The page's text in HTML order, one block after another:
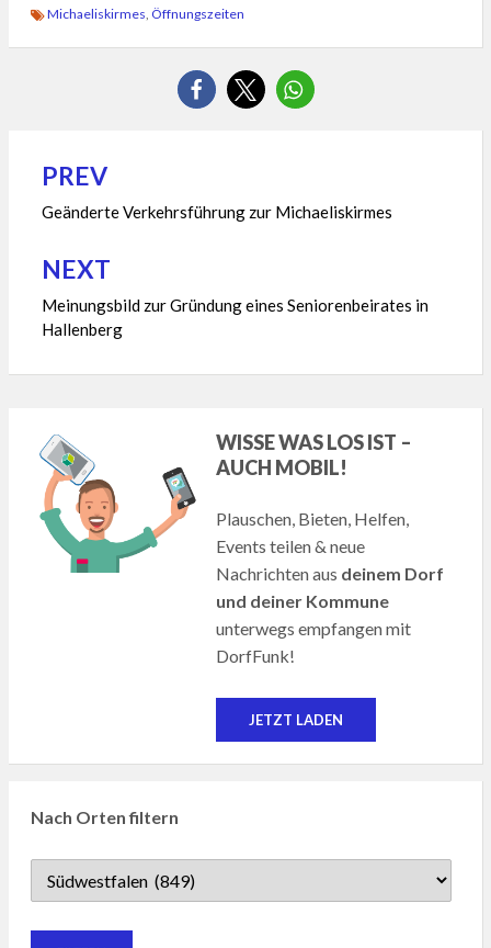
Michaeliskirmes Öffnungszeiten
Beitragsnavigation
PREV
Geänderte Verkehrsführung zur Michaeliskirmes
NEXT
Meinungsbild zur Gründung eines Seniorenbeirates in
Hallenberg
WISSE WAS LOS IST –
AUCH MOBIL!
Plauschen, Bieten, Helfen,
Events teilen & neue
Nachrichten aus deinem Dorf
und deiner Kommune
unterwegs empfangen mit
DorfFunk!
JETZT LADEN
Nach Orten filtern